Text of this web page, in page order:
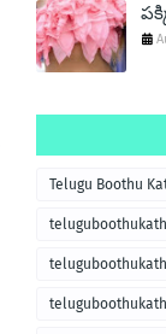
Telugu Boothu